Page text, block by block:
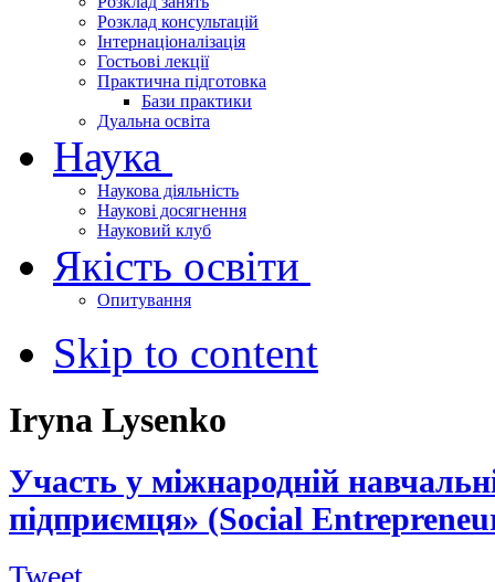
Розклад консультацій
Інтернаціоналізація
Гостьові лекції
Практична підготовка
Бази практики
Дуальна освіта
Наука
Наукова діяльність
Наукові досягнення
Науковий клуб
Якість освіти
Опитування
Skip to content
Iryna Lysenko
Участь у міжнародній
підприємця» (Social